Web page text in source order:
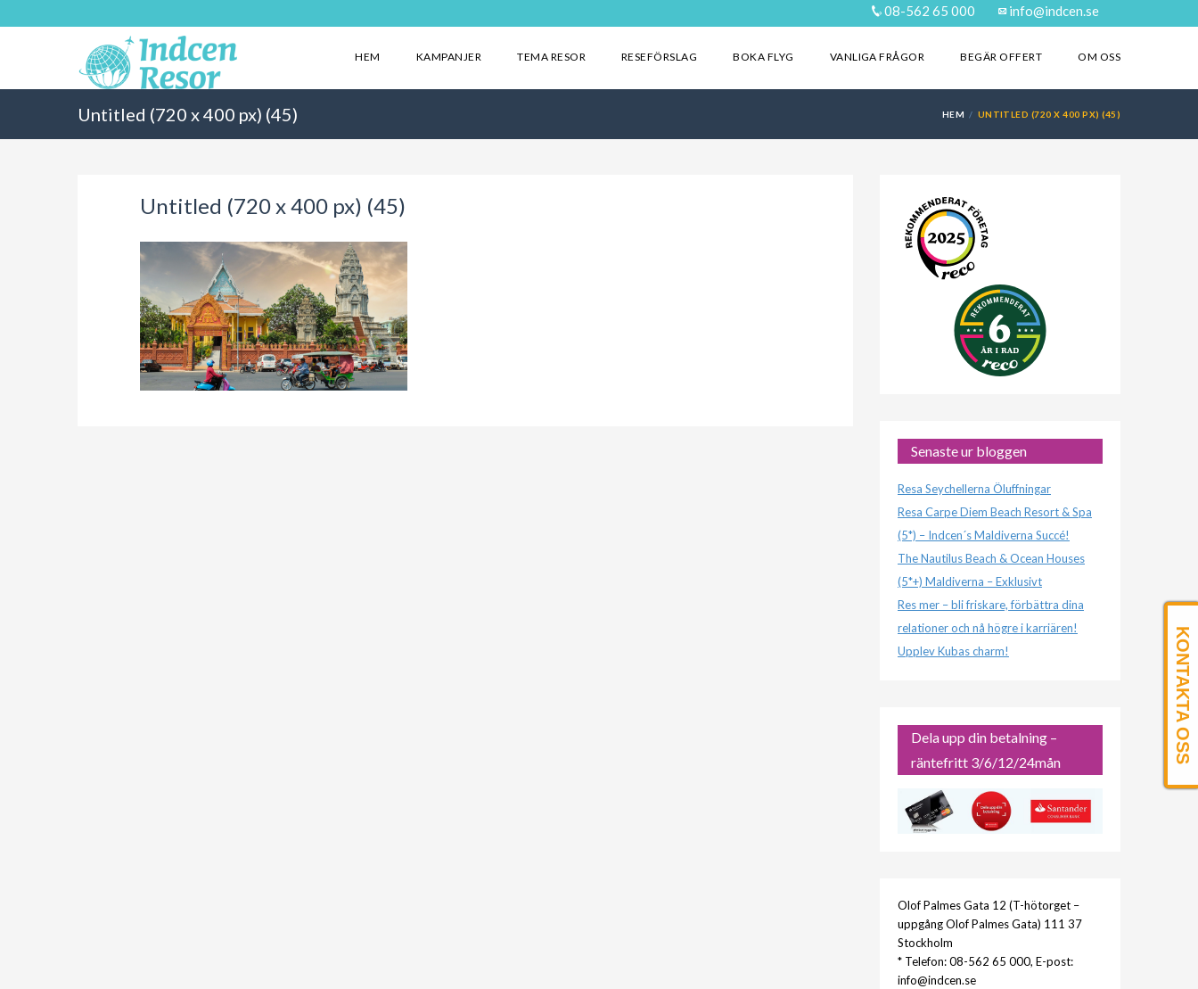
08-562 65 000 info@indcen.se
HEM KAMPANJER TEMA RESOR RESEFÖRSLAG BOKA FLYG VANLIGA FRÅGOR BEGÄR OFFERT OM OSS
Untitled (720 x 400 px) (45) HEM UNTITLED (720 X 400 PX) (45)
Untitled (720 x 400 px) (45)
Senaste ur bloggen
Resa Seychellerna Öluffningar
Resa Carpe Diem Beach Resort & Spa
(5*) – Indcen´s Maldiverna Succé!
The Nautilus Beach & Ocean Houses
(5*+) Maldiverna – Exklusivt
Res mer – bli friskare, förbättra dina
relationer och nå högre i karriären!
Upplev Kubas charm!
Dela upp din betalning –
räntefritt 3/6/12/24mån
Olof Palmes Gata 12 (T-hötorget –
uppgång Olof Palmes Gata) 111 37
Stockholm
* Telefon: 08-562 65 000, E-post:
info@indcen.se
KONTAKTA OSS